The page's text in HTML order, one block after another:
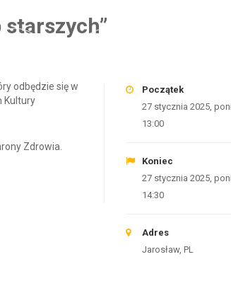
0
MINUT
0
odbędzie się w
Kultury
Zdrowia.
Początek
27 stycznia 2025,
13:00
Koniec
27 stycznia 2025,
14:30
Adres
Jarosław, PL